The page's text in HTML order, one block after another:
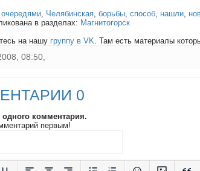
очередями, Челябинская, борьбы, способ, нашли,
в разделах: Магнитогорск
на нашу группу в VK. Там есть материалы
08:50,
0
одного комментария.
первым!